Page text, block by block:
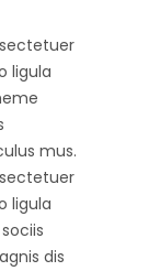
ligula
mus.
ligula
dis